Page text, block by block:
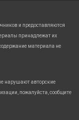
и предоставляются
принадлежат их
материала не
нарушают авторские
пожалуйста, сообщите